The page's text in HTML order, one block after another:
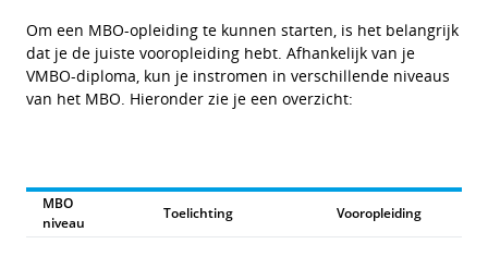
Om een MBO-opleiding te kunnen starten, is het belangrijk
dat je de juiste vooropleiding hebt. Afhankelijk van je
VMBO-diploma, kun je instromen in verschillende niveaus
van het MBO. Hieronder zie je een overzicht:
MBO
niveau
Toelichting Vooropleiding